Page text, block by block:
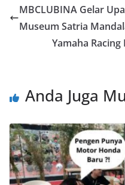
MBCLUBINA Gelar
Museum Satria
Yamaha Racing
Anda Juga